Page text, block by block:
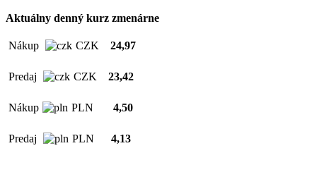
Aktuálny denný kurz zmenárne
Nákup CZK 24,97
Predaj CZK 23,42
Nákup PLN 4,50
Predaj PLN 4,13